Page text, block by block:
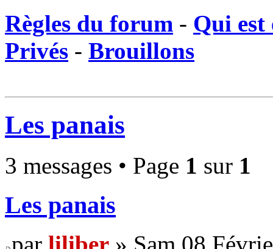
Règles du forum - Qui est
Privés - Brouillons
Les panais
3 messages • Page 1 sur 1
Les panais